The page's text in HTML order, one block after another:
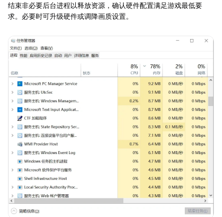
结束非必要后台进程以释放资源，确认硬件配置满足游戏最低要
求。必要时可升级硬件或调降画质设置。